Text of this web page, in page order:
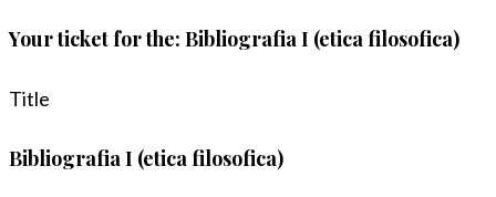
Your ticket for the: Bibliografia I (etica filosofica)
Title
Bibliografia I (etica filosofica)